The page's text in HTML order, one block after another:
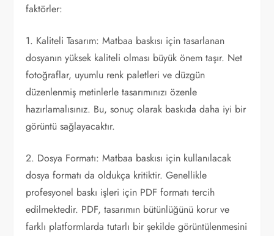
faktörler:
1. Kaliteli Tasarım: Matbaa baskısı için tasarlanan
dosyanın yüksek kaliteli olması büyük önem taşır. Net
fotoğraflar, uyumlu renk paletleri ve düzgün
düzenlenmiş metinlerle tasarımınızı özenle
hazırlamalısınız. Bu, sonuç olarak baskıda daha iyi bir
görüntü sağlayacaktır.
2. Dosya Formatı: Matbaa baskısı için kullanılacak
dosya formatı da oldukça kritiktir. Genellikle
profesyonel baskı işleri için PDF formatı tercih
edilmektedir. PDF, tasarımın bütünlüğünü korur ve
farklı platformlarda tutarlı bir şekilde görüntülenmesini